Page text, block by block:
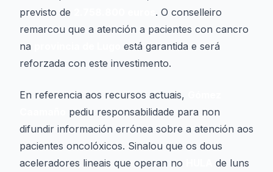
previsto de
. O conselleiro
remarcou que a atención a pacientes con cancro
na
está garantida e será
reforzada con este investimento.
En referencia aos recursos actuais,
pediu responsabilidade para non
difundir información errónea sobre a atención aos
pacientes oncolóxicos. Sinalou que os dous
aceleradores lineais que operan no
de luns